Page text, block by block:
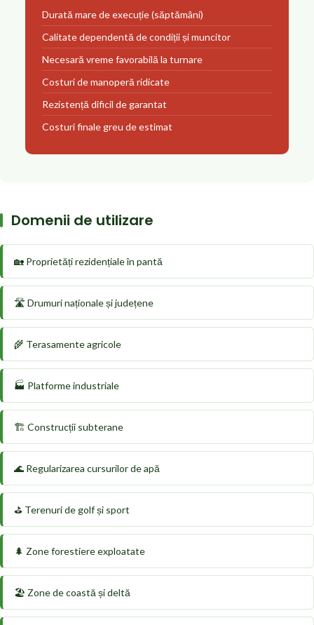
Durată mare de execuție (săptămâni)
Calitate dependentă de condiții și muncitor
Necesară vreme favorabilă la turnare
Costuri de manoperă ridicate
Rezistență dificil de garantat
Costuri finale greu de estimat
Domenii de utilizare
🏡 Proprietăți rezidențiale în pantă
🛣️ Drumuri naționale și județene
🌾 Terasamente agricole
🏭 Platforme industriale
🏗️ Construcții subterane
🌊 Regularizarea cursurilor de apă
⛳ Terenuri de golf și sport
🌲 Zone forestiere exploatate
🏖️ Zone de coastă și deltă